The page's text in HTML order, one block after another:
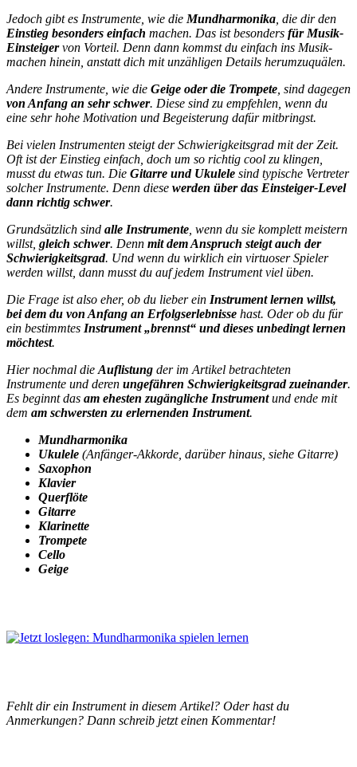
Jedoch gibt es Instrumente, wie die Mundharmonika , die dir den
Einstieg besonders einfach machen. Das ist besonders für Musik-
Einsteigervon Vorteil. Denn dann kommst du einfach ins Musik-
machen hinein, anstatt dich mit unzähligen Details herumzuquälen.
Andere Instrumente, wie die Geige oder die Trompete , sind dagegen
von Anfang an sehr schwer. Diese sind zu empfehlen, wenn du
eine sehr hohe Motivation und Begeisterung dafür mitbringst.
Bei vielen Instrumenten steigt der Schwierigkeitsgrad mit der Zeit.
Oft ist der Einstieg einfach, doch um so richtig cool zu klingen,
musst du etwas tun. Die Gitarre und Ukulele sind typische Vertreter
solcher Instrumente. Denn diese werden über das Einsteiger-Level
dann richtig schwer.
Grundsätzlich sind alle Instrumente , wenn du sie komplett meistern
willst, gleich schwer. Denn mit dem Anspruch steigt auch der
Schwierigkeitsgrad. Und wenn du wirklich ein virtuoser Spieler
werden willst, dann musst du auf jedem Instrument viel üben.
Die Frage ist also eher, ob du lieber ein Instrument lernen willst,
bei dem du von Anfang an Erfolgserlebnisse hast. Oder ob du für
ein bestimmtes Instrument „brennst“ und dieses unbedingt lernen
möchtest.
Hier nochmal die Auflistung der im Artikel betrachteten
Instrumente und deren ungefähren Schwierigkeitsgrad zueinander.
Es beginnt das am ehesten zugängliche Instrumentund ende mit
dem am schwersten zu erlernenden Instrument.
Mundharmonika
Ukulele (Anfänger-Akkorde, darüber hinaus, siehe Gitarre)
Saxophon
Klavier
Querflöte
Gitarre
Klarinette
Trompete
Cello
Geige
Fehlt dir ein Instrument in diesem Artikel? Oder hast du
Anmerkungen? Dann schreib jetzt einen Kommentar!